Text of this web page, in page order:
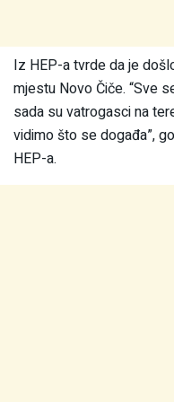
Iz HEP-a tvrde da je
mjestu Novo Čiče. “Sve
sada su vatrogasci na
vidimo što se događa”,
HEP-a.